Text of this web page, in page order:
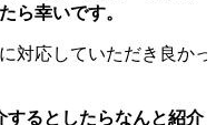
ら幸いです。
対応していただき良かっ
するとしたらなんと紹介